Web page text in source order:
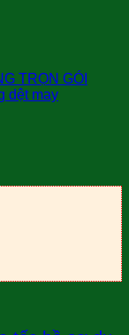
TRỌN GÓI
dệt may